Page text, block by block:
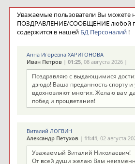
Уважаемые пользователи Вы можете
ПОЗДРАВЛЕНИЕ/СООБЩЕНИЕ любой
содержится в нашей БД Персоналий!
Анна Игоревна ХАРИТОНОВА
Иван Петров| 01:25, 08 августа 2026 |
Поздравляю с выдающимися
дзюдо! Ваша преданность спорту и
вдохновляют многих. Желаю вам
побед и процветания!
Виталий ЛОГВИН
Александр Петухов| 11:41, 02 августа
Уважаемый Виталий Николаевич!
От всей души желаю Вам